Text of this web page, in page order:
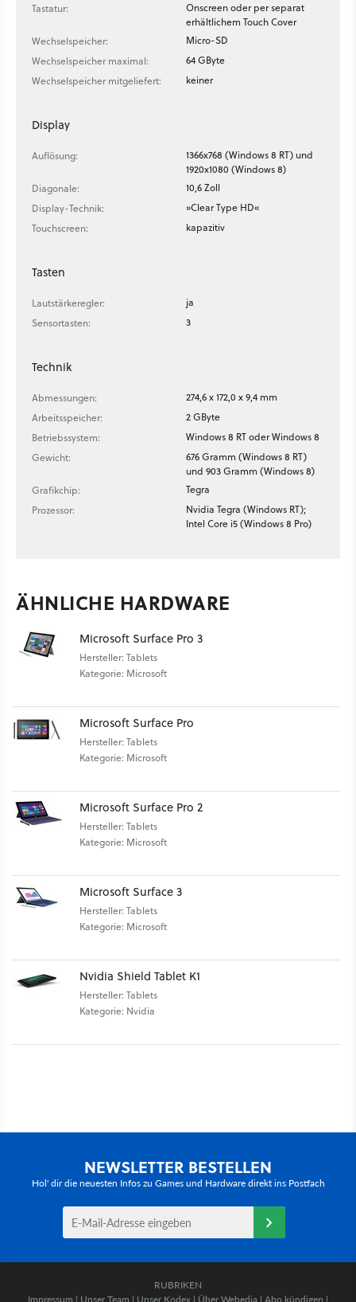
Tastatur:
Onscreen oder per separat
erhältlichem Touch Cover
Wechselspeicher:
Micro-SD
Wechselspeicher maximal:
64 GByte
Wechselspeicher mitgeliefert:
keiner
Display
Auflösung:
1366x768 (Windows 8 RT) und
1920x1080 (Windows 8)
Diagonale:
10,6 Zoll
Display-Technik:
»Clear Type HD«
Touchscreen:
kapazitiv
Tasten
Lautstärkeregler:
ja
Sensortasten:
3
Technik
Abmessungen:
274,6 x 172,0 x 9,4 mm
Arbeitsspeicher:
2 GByte
Betriebssystem:
Windows 8 RT oder Windows 8
Gewicht:
676 Gramm (Windows 8 RT)
und 903 Gramm (Windows 8)
Grafikchip:
Tegra
Prozessor:
Nvidia Tegra (Windows RT);
Intel Core i5 (Windows 8 Pro)
ÄHNLICHE HARDWARE
Microsoft Surface Pro 3
Hersteller: Tablets
Kategorie: Microsoft
Microsoft Surface Pro
Hersteller: Tablets
Kategorie: Microsoft
Microsoft Surface Pro 2
Hersteller: Tablets
Kategorie: Microsoft
Microsoft Surface 3
Hersteller: Tablets
Kategorie: Microsoft
Nvidia Shield Tablet K1
Hersteller: Tablets
Kategorie: Nvidia
NEWSLETTER BESTELLEN
Hol' dir die neuesten Infos zu Games und Hardware direkt ins Postfach
RUBRIKEN
Impressum | Unser Team | Unser Kodex | Über Webedia | Abo kündigen |